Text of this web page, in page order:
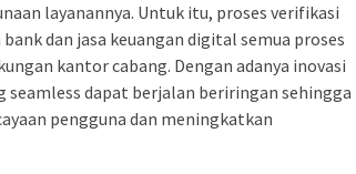
layanannya. Untuk itu, proses verifikasi
dan jasa keuangan digital semua proses
kantor cabang. Dengan adanya inovasi
seamless dapat berjalan beriringan sehingga
pengguna dan meningkatkan